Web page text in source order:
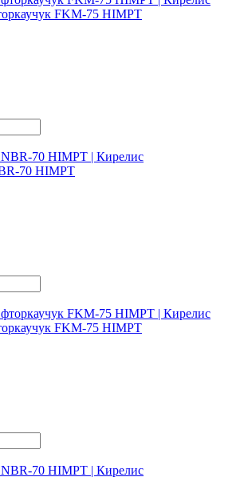
FKM-75 HIMPT
70 HIMPT
FKM-75 HIMPT